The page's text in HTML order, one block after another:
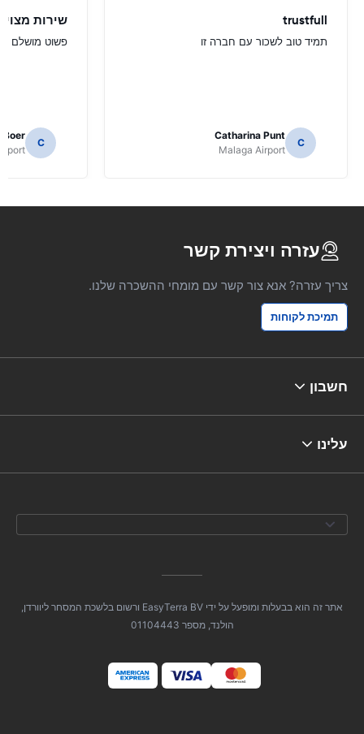
trustfull
תמיד טוב לשכור עם חברה זו
C
Catharina Punt
Malaga Airport
שירות מצוין
פשוט מושלם
C
Boer
עזרה ויצירת קשר
צריך עזרה? אנא צור קשר עם מומחי ההשכרה שלנו.
תמיכת לקוחות
חשבון
עלינו
אתר זה הוא בבעלות ומופעל על ידי EasyTerra BV ורשום בלשכת המסחר ליוורדן,
הולנד, מספר 01104443